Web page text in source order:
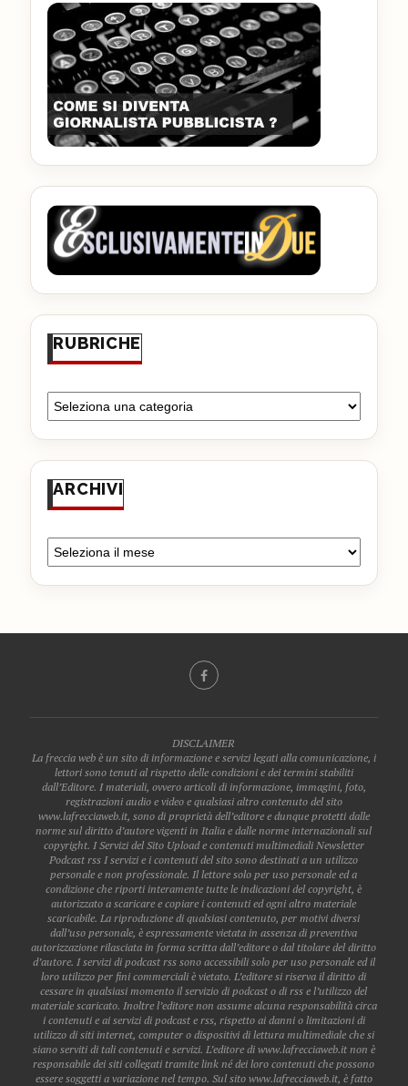
RUBRICHE
ARCHIVI
DISCLAIMER
La freccia web è un sito di informazione e servizi legati alla comunicazione, i
lettori sono tenuti al rispetto delle condizioni e dei termini stabiliti
dall’Editore. I materiali, ovvero articoli di informazione, immagini, foto,
registrazioni audio e video e qualsiasi altro contenuto del sito
www.lafrecciaweb.it, sono di proprietà dell’editore e dunque protetti dalle
norme sul diritto d’autore vigenti in Italia e dalle norme internazionali sul
copyright. I Servizi del Sito Upload e contenuti multimediali Newsletter
Podcast rss I servizi e i contenuti del sito sono destinati a un utilizzo
personale e non professionale. Il lettore solo per uso personale ed a
condizione che riporti interamente tutte le indicazioni del copyright, è
autorizzato a scaricare e copiare i contenuti ed ogni altro materiale
scaricabile. La riproduzione di qualsiasi contenuto, per motivi diversi
dall’uso personale, è espressamente vietata in assenza di preventiva
autorizzazione rilasciata in forma scritta dall’editore o dal titolare del diritto
d’autore. I servizi di podcast rss sono accessibili solo per uso personale ed il
loro utilizzo per fini commerciali è vietato. L’editore si riserva il diritto di
cessare in qualsiasi momento il servizio di podcast o di rss e l’utilizzo del
materiale scaricato. Inoltre l’editore non assume alcuna responsabilità circa
i contenuti e ai servizi di podcast e rss, rispetto ai danni o limitazioni di
utilizzo di siti internet, computer o dispositivi di lettura multimediale che si
siano serviti di tali contenuti e servizi. L’editore di www.lafrecciaweb.it non è
responsabile dei siti collegati tramite link né dei loro contenuti che possono
essere soggetti a variazione nel tempo. Sul sito www.lafrecciaweb.it, è fatto